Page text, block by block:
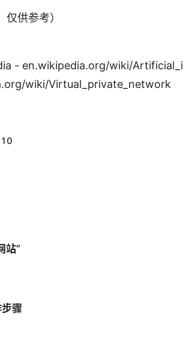
供参考）
- en.wikipedia.org/wiki/
wiki/Virtual_private_network
站”
骤